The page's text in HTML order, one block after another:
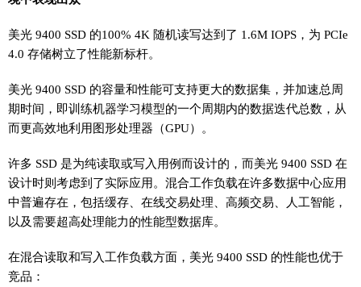
美光 9400 SSD 的100% 4K 随机读写达到了 1.6M IOPS，为 PCIe
4.0 存储树立了性能新标杆。
美光 9400 SSD 的容量和性能可支持更大的数据集，并加速总周
期时间，即训练机器学习模型的一个周期内的数据迭代总数，从
而更高效地利用图形处理器（GPU）。
许多 SSD 是为纯读取或写入用例而设计的，而美光 9400 SSD 在
设计时则考虑到了实际应用。混合工作负载在许多数据中心应用
中普遍存在，包括缓存、在线交易处理、高频交易、人工智能，
以及需要超高处理能力的性能型数据库。
在混合读取和写入工作负载方面，美光 9400 SSD 的性能也优于
竞品：